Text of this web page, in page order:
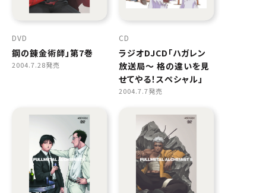
DVD
鋼の錬金術師」第7巻
2004.7.28発売
CD
ラジオDJCD「ハガレン
放送局〜 格の違いを見
せてやる！スペシャル」
2004.7.7発売